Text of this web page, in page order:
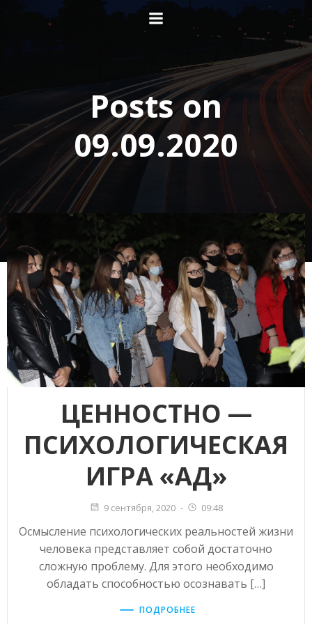
Перейти
к
содержимому
Posts on
09.09.2020
ЦЕННОСТНО —
ПСИХОЛОГИЧЕСКАЯ
ИГРА «АД»
9 сентября, 2020 - 09:48
Осмысление психологических реальностей жизни
человека представляет собой достаточно
сложную проблему. Для этого необходимо
обладать способностью осознавать […]
ПОДРОБНЕЕ